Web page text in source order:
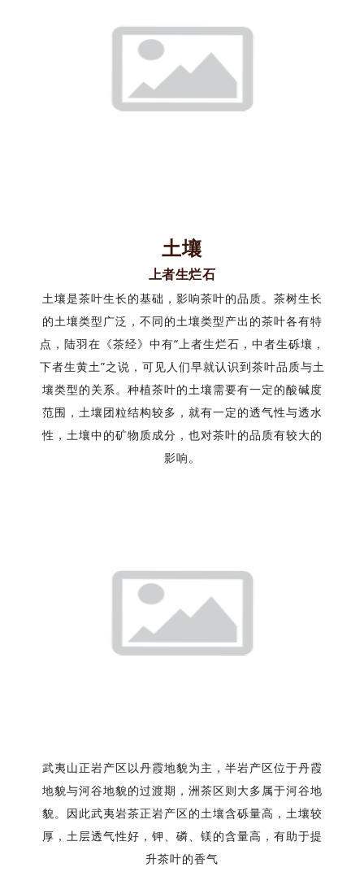
土壤
上者生烂石
土壤是茶叶生长的基础，影响茶叶的品质。茶树生长
的土壤类型广泛，不同的土壤类型产出的茶叶各有特
点，陆羽在《茶经》中有“上者生烂石，中者生砾壤，
下者生黄土”之说，可见人们早就认识到茶叶品质与土
壤类型的关系。种植茶叶的土壤需要有一定的酸碱度
范围，土壤团粒结构较多，就有一定的透气性与透水
性，土壤中的矿物质成分，也对茶叶的品质有较大的
影响。
武夷山正岩产区以丹霞地貌为主，半岩产区位于丹霞
地貌与河谷地貌的过渡期，洲茶区则大多属于河谷地
貌。因此武夷岩茶正岩产区的土壤含砾量高，土壤较
厚，土层透气性好，钾、磷、镁的含量高，有助于提
升茶叶的香气